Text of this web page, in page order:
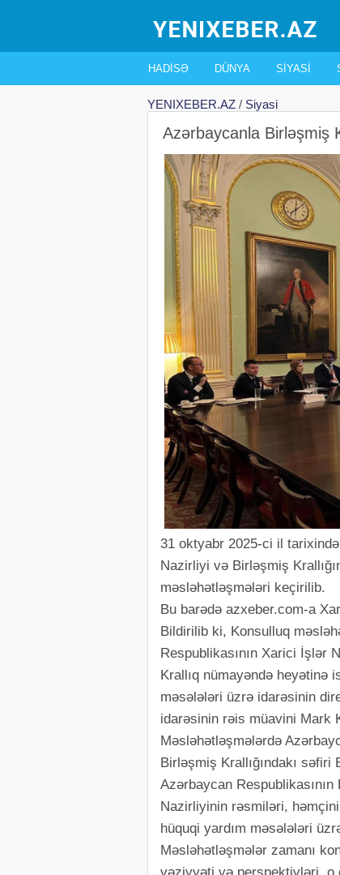
HADISƏ DÜNYA SIYASI
YENIXEBER.AZ / Siyasi
Azərbaycanla Birləşmiş
31 oktyabr 2025-ci il
Nazirliyi və Birləşmiş
məsləhətləşmələri keçirilib.
Bu barədə azxeber.com-a
Bildirilib ki, Konsulluq
Respublikasının Xarici İşlər
Krallıq nümayəndə
məsələləri üzrə idarəsinin
idarəsinin rəis müavini Mark
Məsləhətləşmələrdə
Birləşmiş Krallığındakı
Azərbaycan
Nazirliyinin rəsmiləri,
hüquqi yardım məsələləri
Məsləhətləşmələr zamanı